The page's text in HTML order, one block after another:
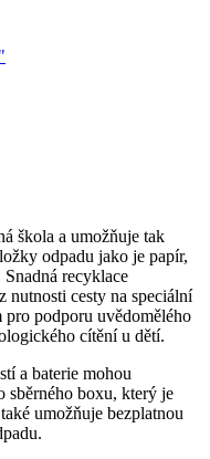
škola a umožňuje tak
odpadu jako je papír,
recyklace
nutnosti cesty na speciální
pro podporu uvědomělého
cítění u dětí.
a baterie mohou
sběrného boxu, který je
umožňuje bezplatnou